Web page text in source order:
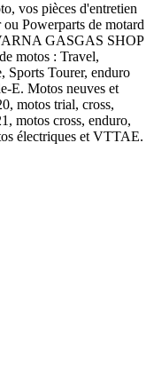
vos pièces d'entretien
ou Powerparts de motard
GASGAS SHOP
motos : Travel,
Sports Tourer, enduro
E. Motos neuves et
motos trial, cross,
motos cross, enduro,
électriques et VTTAE.